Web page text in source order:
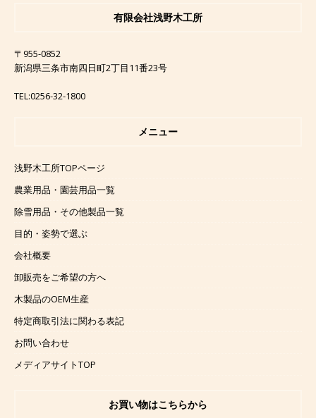
有限会社浅野木工所
〒955-0852
新潟県三条市南四日町2丁目11番23号
TEL:0256-32-1800
メニュー
浅野木工所TOPページ
農業用品・園芸用品一覧
除雪用品・その他製品一覧
目的・姿勢で選ぶ
会社概要
卸販売をご希望の方へ
木製品のOEM生産
特定商取引法に関わる表記
お問い合わせ
メディアサイトTOP
お買い物はこちらから